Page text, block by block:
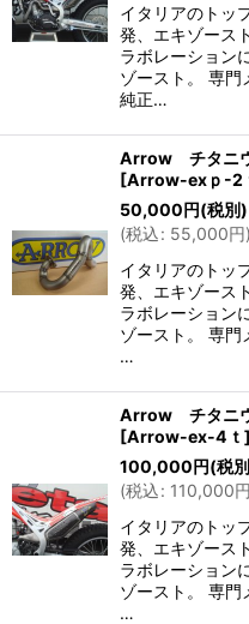
イタリアのトッ
発、エキゾース
ラボレーション
ゾースト。 専門
純正…
Arrow チタニ
[Arrow-exｐ-2
50,000円(税別)
(税込: 55,000円)
イタリアのトッ
発、エキゾース
ラボレーション
ゾースト。 専門
…
Arrow チタニ
[Arrow-ex-4ｔ ]
100,000円(税
(税込: 110,000円
イタリアのトッ
発、エキゾース
ラボレーション
ゾースト。 専門
…